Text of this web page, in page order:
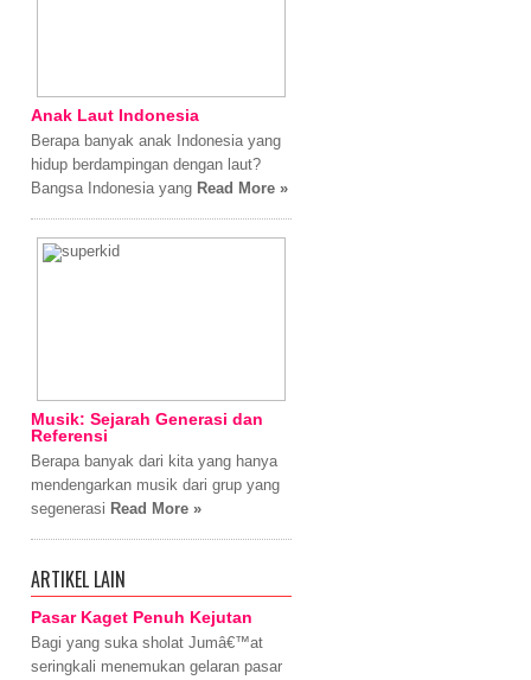
Anak Laut Indonesia
Berapa banyak anak Indonesia yang
hidup berdampingan dengan laut?
Bangsa Indonesia yang Read More »
Musik: Sejarah Generasi dan
Referensi
Berapa banyak dari kita yang hanya
mendengarkan musik dari grup yang
segenerasi Read More »
ARTIKEL LAIN
Pasar Kaget Penuh Kejutan
Bagi yang suka sholat Jumâ€™at
seringkali menemukan gelaran pasar